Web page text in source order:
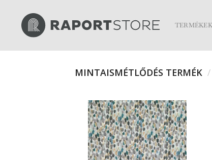
content
TERMÉKEK
MINTAISMÉTLŐDÉS TERMÉK /